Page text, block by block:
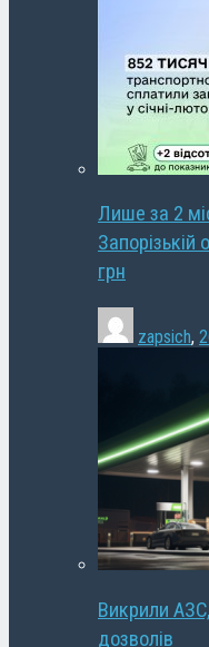
Лише за 2
Запорізькій
грн
zapsich,
Викрили
дозволів